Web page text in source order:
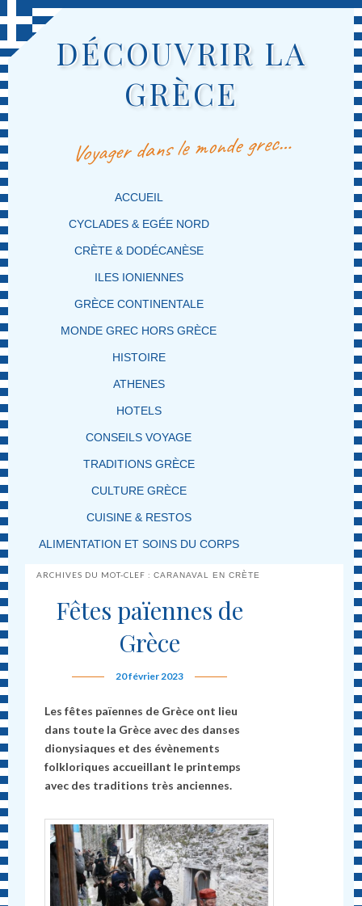
DÉCOUVRIR LA
GRÈCE
Voyager dans le monde grec…
MENU PRINCIPAL
MASQUER LA NAVIGATION PRINCIPALE
MASQUER LA NAVIGATION SECONDAIRE
ACCUEIL
CYCLADES & EGÉE NORD
CRÈTE & DODÉCANÈSE
ILES IONIENNES
GRÈCE CONTINENTALE
MONDE GREC HORS GRÈCE
HISTOIRE
ATHENES
HOTELS
CONSEILS VOYAGE
TRADITIONS GRÈCE
CULTURE GRÈCE
CUISINE & RESTOS
ALIMENTATION ET SOINS DU CORPS
ARCHIVES DU MOT-CLEF :CARANAVAL EN CRÈTE
Fêtes païennes de
Grèce
20 février 2023
Les fêtes païennes de Grèce ont lieu
dans toute la Grèce avec des danses
dionysiaques et des évènements
folkloriques accueillant le printemps
avec des traditions très anciennes.